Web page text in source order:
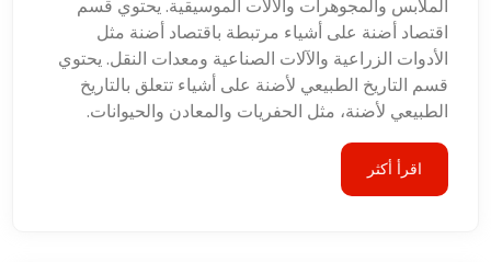
الملابس والمجوهرات والآلات الموسيقية. يحتوي قسم
اقتصاد أضنة على أشياء مرتبطة باقتصاد أضنة مثل
الأدوات الزراعية والآلات الصناعية ومعدات النقل. يحتوي
قسم التاريخ الطبيعي لأضنة على أشياء تتعلق بالتاريخ
الطبيعي لأضنة، مثل الحفريات والمعادن والحيوانات.
اقرأ أكثر